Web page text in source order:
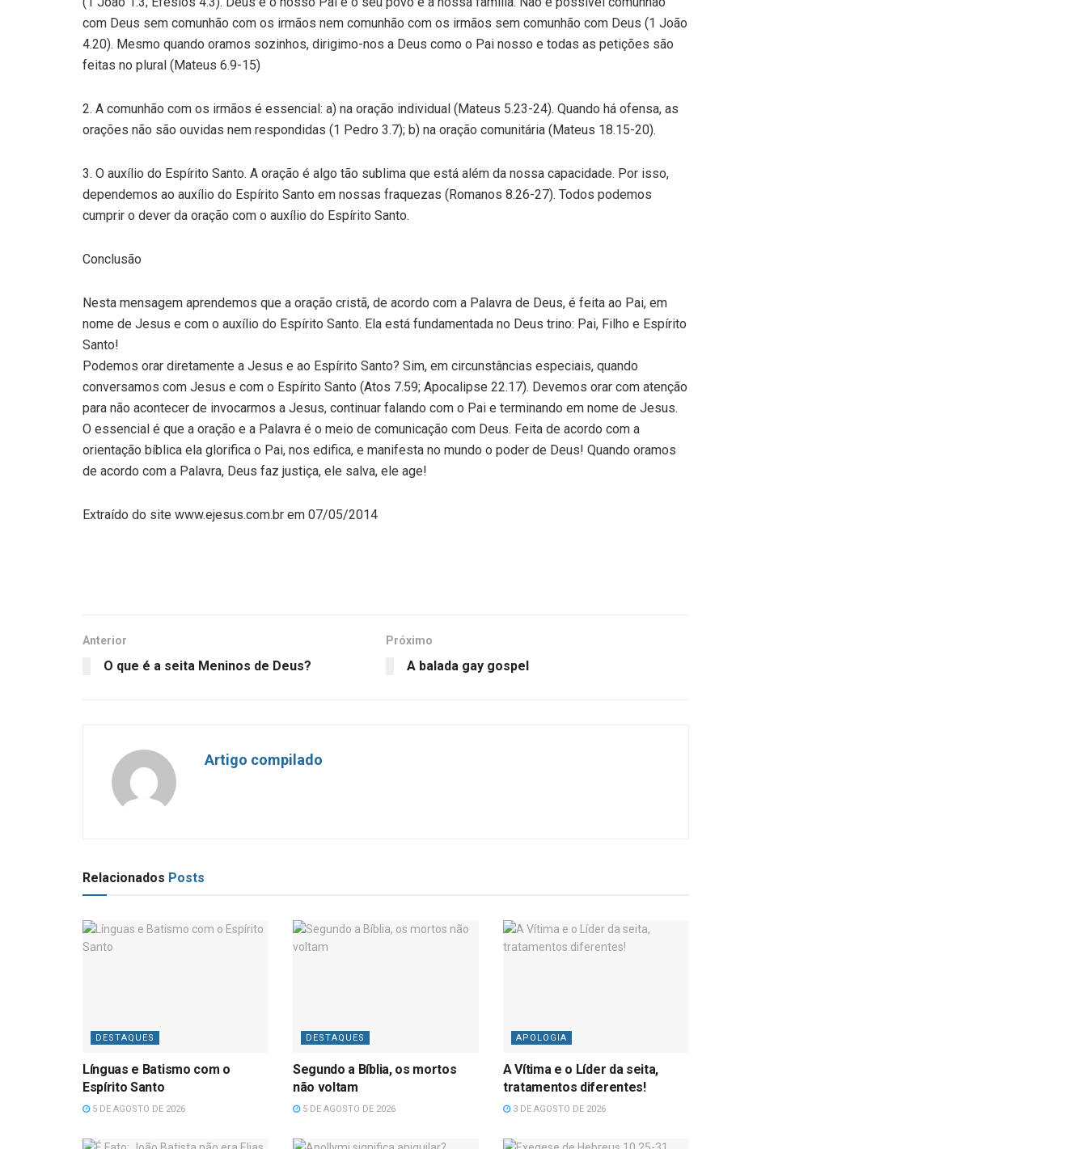
com Deus sem comunhão com os irmãos nem comunhão com os irmãos sem comunhão com Deus (1 João
4.20). Mesmo quando oramos sozinhos, dirigimo-nos a Deus como o Pai nosso e todas as petições são
feitas no plural (Mateus 6.9-15)
2. A comunhão com os irmãos é essencial: a) na oração individual (Mateus 5.23-24). Quando há ofensa, as
orações não são ouvidas nem respondidas (1 Pedro 3.7); b) na oração comunitária (Mateus 18.15-20).
3. O auxílio do Espírito Santo. A oração é algo tão sublima que está além da nossa capacidade. Por isso,
dependemos ao auxílio do Espírito Santo em nossas fraquezas (Romanos 8.26-27). Todos podemos
cumprir o dever da oração com o auxílio do Espírito Santo.
Conclusão
Nesta mensagem aprendemos que a oração cristã, de acordo com a Palavra de Deus, é feita ao Pai, em
nome de Jesus e com o auxílio do Espírito Santo. Ela está fundamentada no Deus trino: Pai, Filho e Espírito
Santo!
Podemos orar diretamente a Jesus e ao Espírito Santo? Sim, em circunstâncias especiais, quando
conversamos com Jesus e com o Espírito Santo (Atos 7.59; Apocalipse 22.17). Devemos orar com atenção
para não acontecer de invocarmos a Jesus, continuar falando com o Pai e terminando em nome de Jesus.
O essencial é que a oração e a Palavra é o meio de comunicação com Deus. Feita de acordo com a
orientação bíblica ela glorifica o Pai, nos edifica, e manifesta no mundo o poder de Deus! Quando oramos
de acordo com a Palavra, Deus faz justiça, ele salva, ele age!
Extraído do site www.ejesus.com.br em 07/05/2014
Anterior
O que é a seita Meninos de Deus?
Próximo
A balada gay gospel
Artigo compilado
Relacionados Posts
DESTAQUES
Línguas e Batismo com o
Espírito Santo
5 DE AGOSTO DE 2026
DESTAQUES
Segundo a Bíblia, os mortos
não voltam
5 DE AGOSTO DE 2026
APOLOGIA
A Vítima e o Líder da seita,
tratamentos diferentes!
3 DE AGOSTO DE 2026